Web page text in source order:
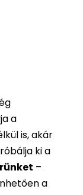
a
is, akár
ki a
–
a